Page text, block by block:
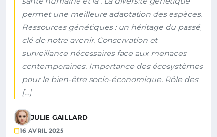
permet une meilleure adaptation des espèces.
Ressources génétiques : un héritage du passé,
clé de notre avenir. Conservation et
surveillance nécessaires face aux menaces
contemporaines. Importance des écosystèmes
pour le bien-être socio-économique. Rôle des
[…]
JULIE GAILLARD
16 AVRIL 2025